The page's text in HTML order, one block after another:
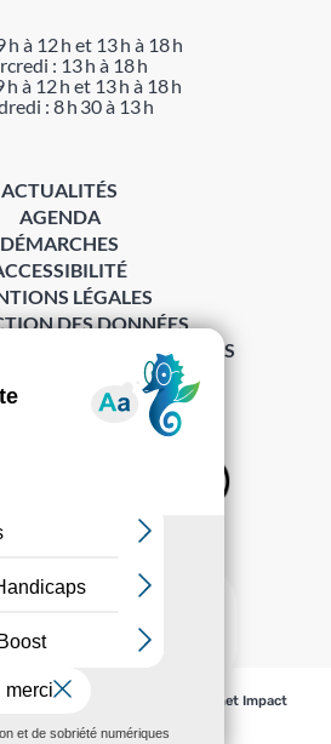
h à 12 h et 13 h à 18 h
: 13 h à 18 h
h à 12 h et 13 h à 18 h
: 8 h 30 à 13 h
à la Gazette ›
ACTUALITÉS
AGENDA
DÉMARCHES
LÉGALES
DES DONNÉES
GESTION DES COOKIES
réservés – Conception
Cabinet Impact
Evolution